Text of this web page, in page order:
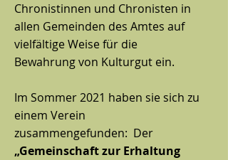
Chronistinnen und Chronisten in
allen Gemeinden des Amtes auf
vielfältige Weise für die
Bewahrung von Kulturgut ein.
Im Sommer 2021 haben sie sich zu
einem Verein
zusammengefunden: Der
„Gemeinschaft zur Erhaltung